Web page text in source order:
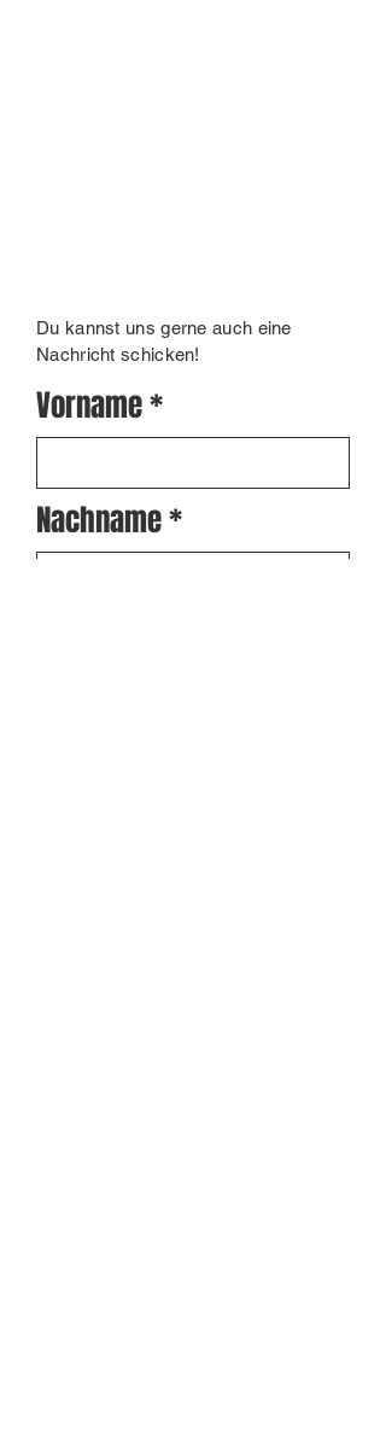
Du kannst uns gerne auch eine
Nachricht schicken!
Vorname
Nachname